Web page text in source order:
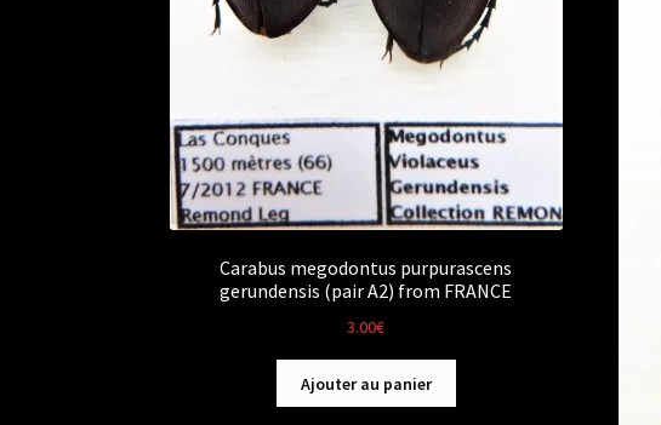
Carabus megodontus purpurascens
gerundensis (pair A2) from FRANCE
3.00€
Ajouter au panier